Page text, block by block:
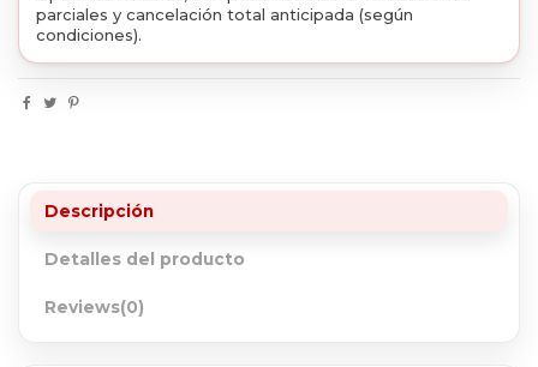
parciales y cancelación total anticipada (según
condiciones).
Descripción
Detalles del producto
Reviews(0)